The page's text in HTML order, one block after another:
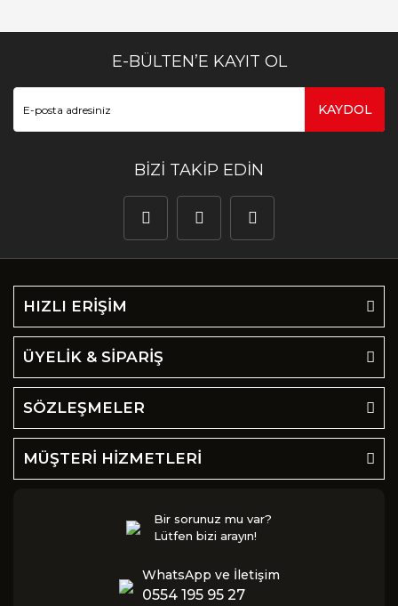
E-BÜLTEN’E KAYIT OL
KAYDOL
BİZİ TAKİP EDİN
HIZLI ERİŞİM
ÜYELİK & SİPARİŞ
SÖZLEŞMELER
MÜŞTERİ HİZMETLERİ
Bir sorunuz mu var?
Lütfen bizi arayın!
WhatsApp ve İletişim
0554 195 95 27